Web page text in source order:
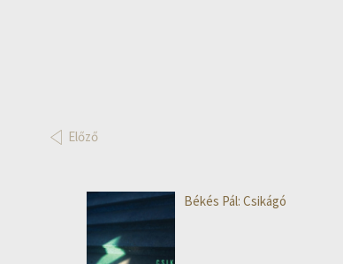
Előző
Békés Pál: Csikágó